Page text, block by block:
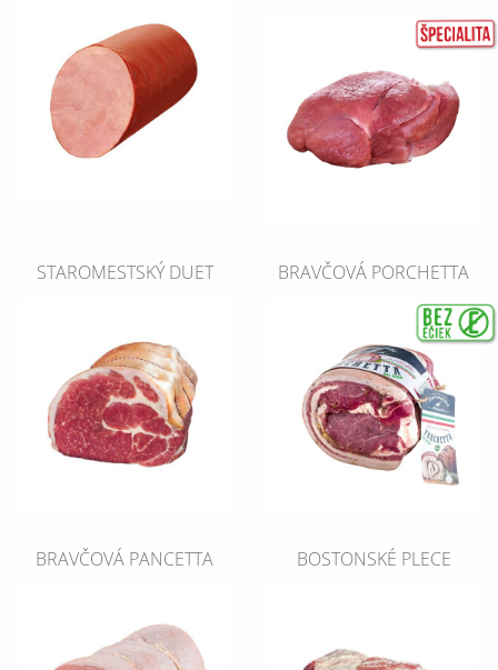
STAROMESTSKÝ DUET BRAVČOVÁ PORCHETTA
BRAVČOVÁ PANCETTA BOSTONSKÉ PLECE